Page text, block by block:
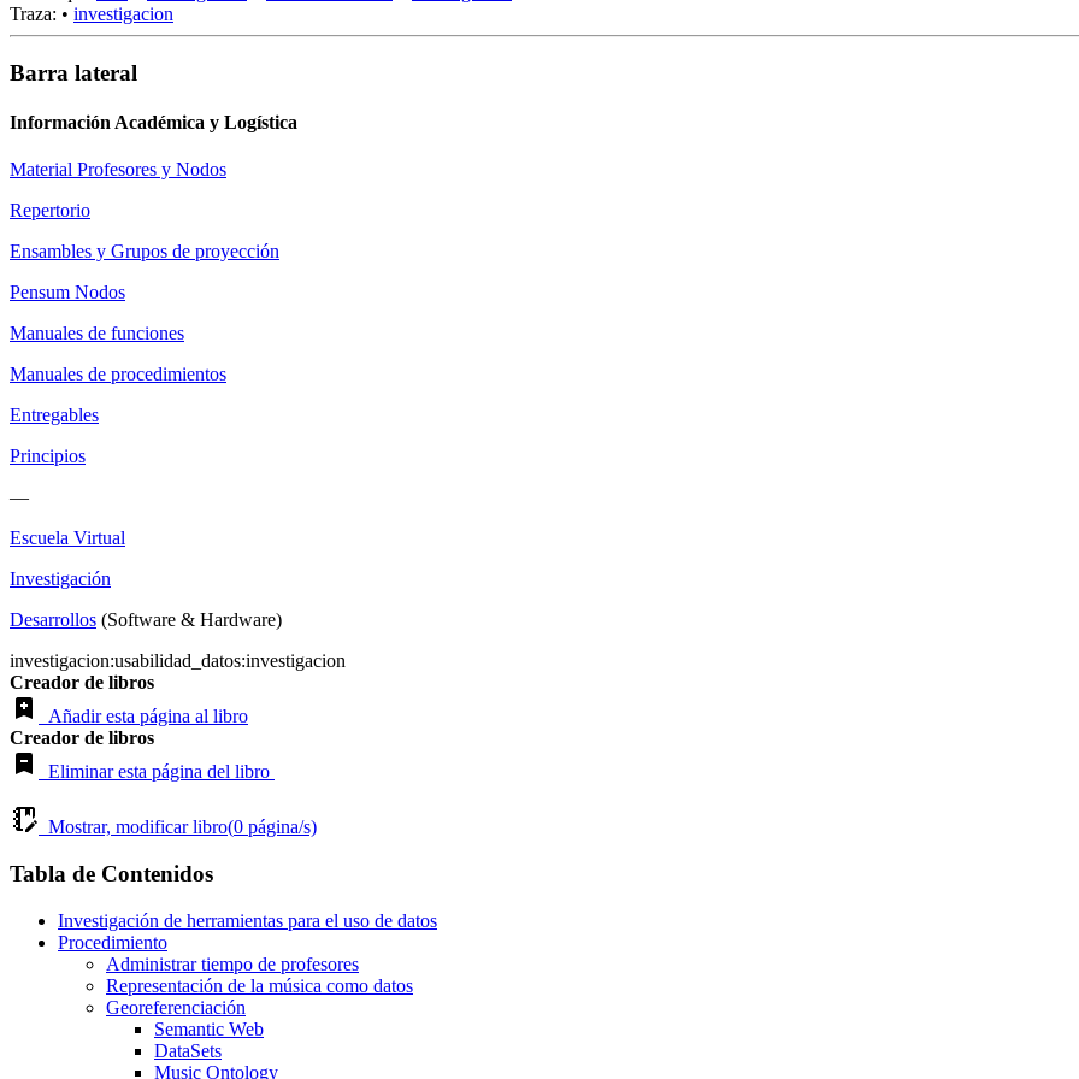
Traza: • investigacion
Barra lateral
Información Académica y Logística
Material Profesores y Nodos
Repertorio
Ensambles y Grupos de proyección
Pensum Nodos
Manuales de funciones
Manuales de procedimientos
Entregables
Principios
—
Escuela Virtual
Investigación
Desarrollos (Software & Hardware)
investigacion:usabilidad_datos:investigacion
Creador de libros
Añadir esta página al libro
Creador de libros
Eliminar esta página del libro
Mostrar, modificar libro(0 página/s)
Tabla de Contenidos
Investigación de herramientas para el uso de datos
Procedimiento
Administrar tiempo de profesores
Representación de la música como datos
Georeferenciación
Semantic Web
DataSets
Music Ontology